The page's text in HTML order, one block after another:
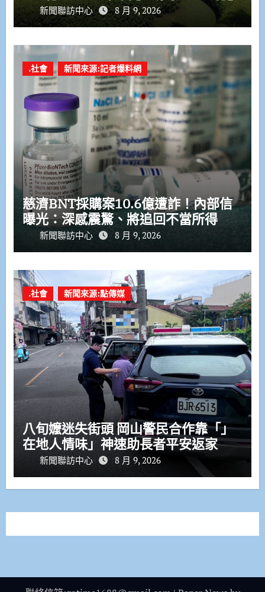
新聞聯訪中心 8 月 9, 2026
.社會 新聞來源:記者爆料網
慈濟BNT採購案10.6億遭詐！內部信
曝光：深感震驚、將追回不當所得
新聞聯訪中心 8 月 9, 2026
.社會 新聞來源:點傳媒
八旬嬤迷失街頭 岡山警民合作靠「」
在地人情味」神速助長者平安返家
新聞聯訪中心 8 月 9, 2026